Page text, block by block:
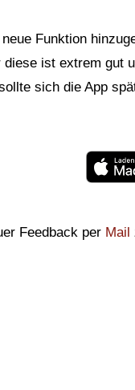
Funktion
ist extrem gut
sich die App
Feedback per Mail